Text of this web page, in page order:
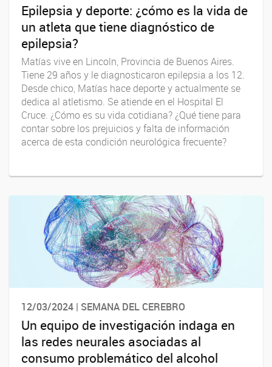
Epilepsia y deporte: ¿cómo es la vida de
un atleta que tiene diagnóstico de
epilepsia?
Matías vive en Lincoln, Provincia de Buenos Aires.
Tiene 29 años y le diagnosticaron epilepsia a los 12.
Desde chico, Matías hace deporte y actualmente se
dedica al atletismo. Se atiende en el Hospital El
Cruce. ¿Cómo es su vida cotidiana? ¿Qué tiene para
contar sobre los prejuicios y falta de información
acerca de esta condición neurológica frecuente?
12/03/2024 | SEMANA DEL CEREBRO
Un equipo de investigación indaga en
las redes neurales asociadas al
consumo problemático del alcohol